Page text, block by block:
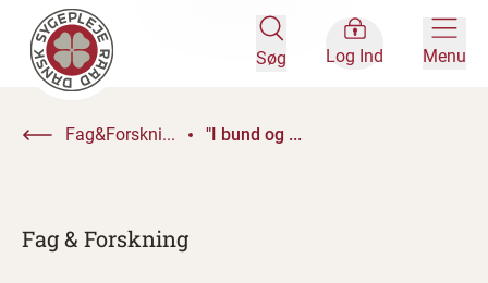
Søg Log Ind Menu
Fag&Forskni... "I bund og ...
Fag & Forskning